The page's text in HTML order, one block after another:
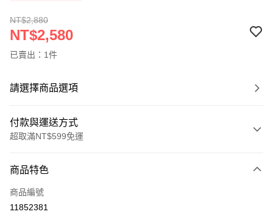
NT$2,880
NT$2,580
已賣出：1件
請選擇商品選項
付款與運送方式
超取滿NT$599免運
信用卡一次付款
超商取貨付款
商品特色
商品編號
11852381